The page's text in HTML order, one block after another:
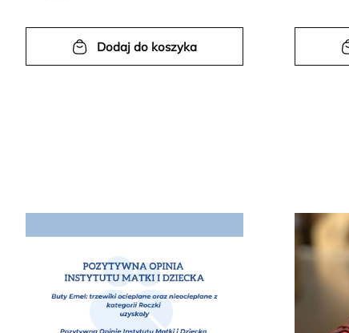
Dodaj do koszyka